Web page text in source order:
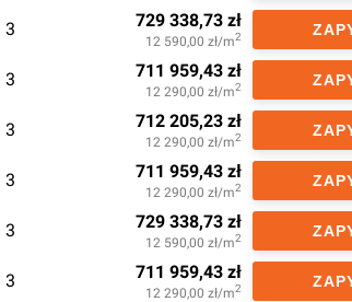
3 729 338,73 zł
12 590,00 zł/m2
3 711 959,43 zł
12 290,00 zł/m2
3 712 205,23 zł
12 290,00 zł/m2
3 711 959,43 zł
12 290,00 zł/m2
3 729 338,73 zł
12 590,00 zł/m2
3 711 959,43 zł
12 290,00 zł/m2